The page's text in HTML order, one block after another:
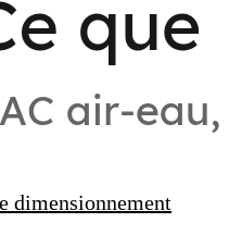
dimensionnement